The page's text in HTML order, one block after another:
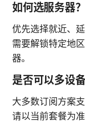
如何选服务器？
优先选择就近、
需要解锁特定地
器。
是否可以多设
大多数订阅方案
请以当前套餐为准